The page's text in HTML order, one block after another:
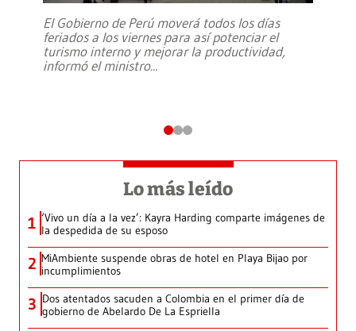
El Gobierno de Perú moverá todos los días
feriados a los viernes para así potenciar el
turismo interno y mejorar la productividad,
informó el ministro...
Lo más leído
1 ‘Vivo un día a la vez’: Kayra Harding comparte imágenes de
la despedida de su esposo
2 MiAmbiente suspende obras de hotel en Playa Bijao por
incumplimientos
3 Dos atentados sacuden a Colombia en el primer día de
gobierno de Abelardo De La Espriella